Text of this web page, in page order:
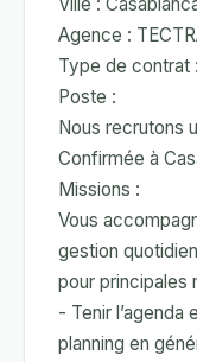
Agence :
Type de contrat
Poste :
Nous recrutons
Confirmée à
Missions :
Vous
gestion
pour principales
- Tenir
planning en